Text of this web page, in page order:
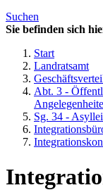
Suchen
Sie befinden sich
Start
Landratsamt
Abt. 3 -
Sg. 34 -